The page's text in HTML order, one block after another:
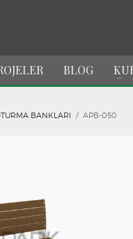
BLOG
BANKLARI APB-050